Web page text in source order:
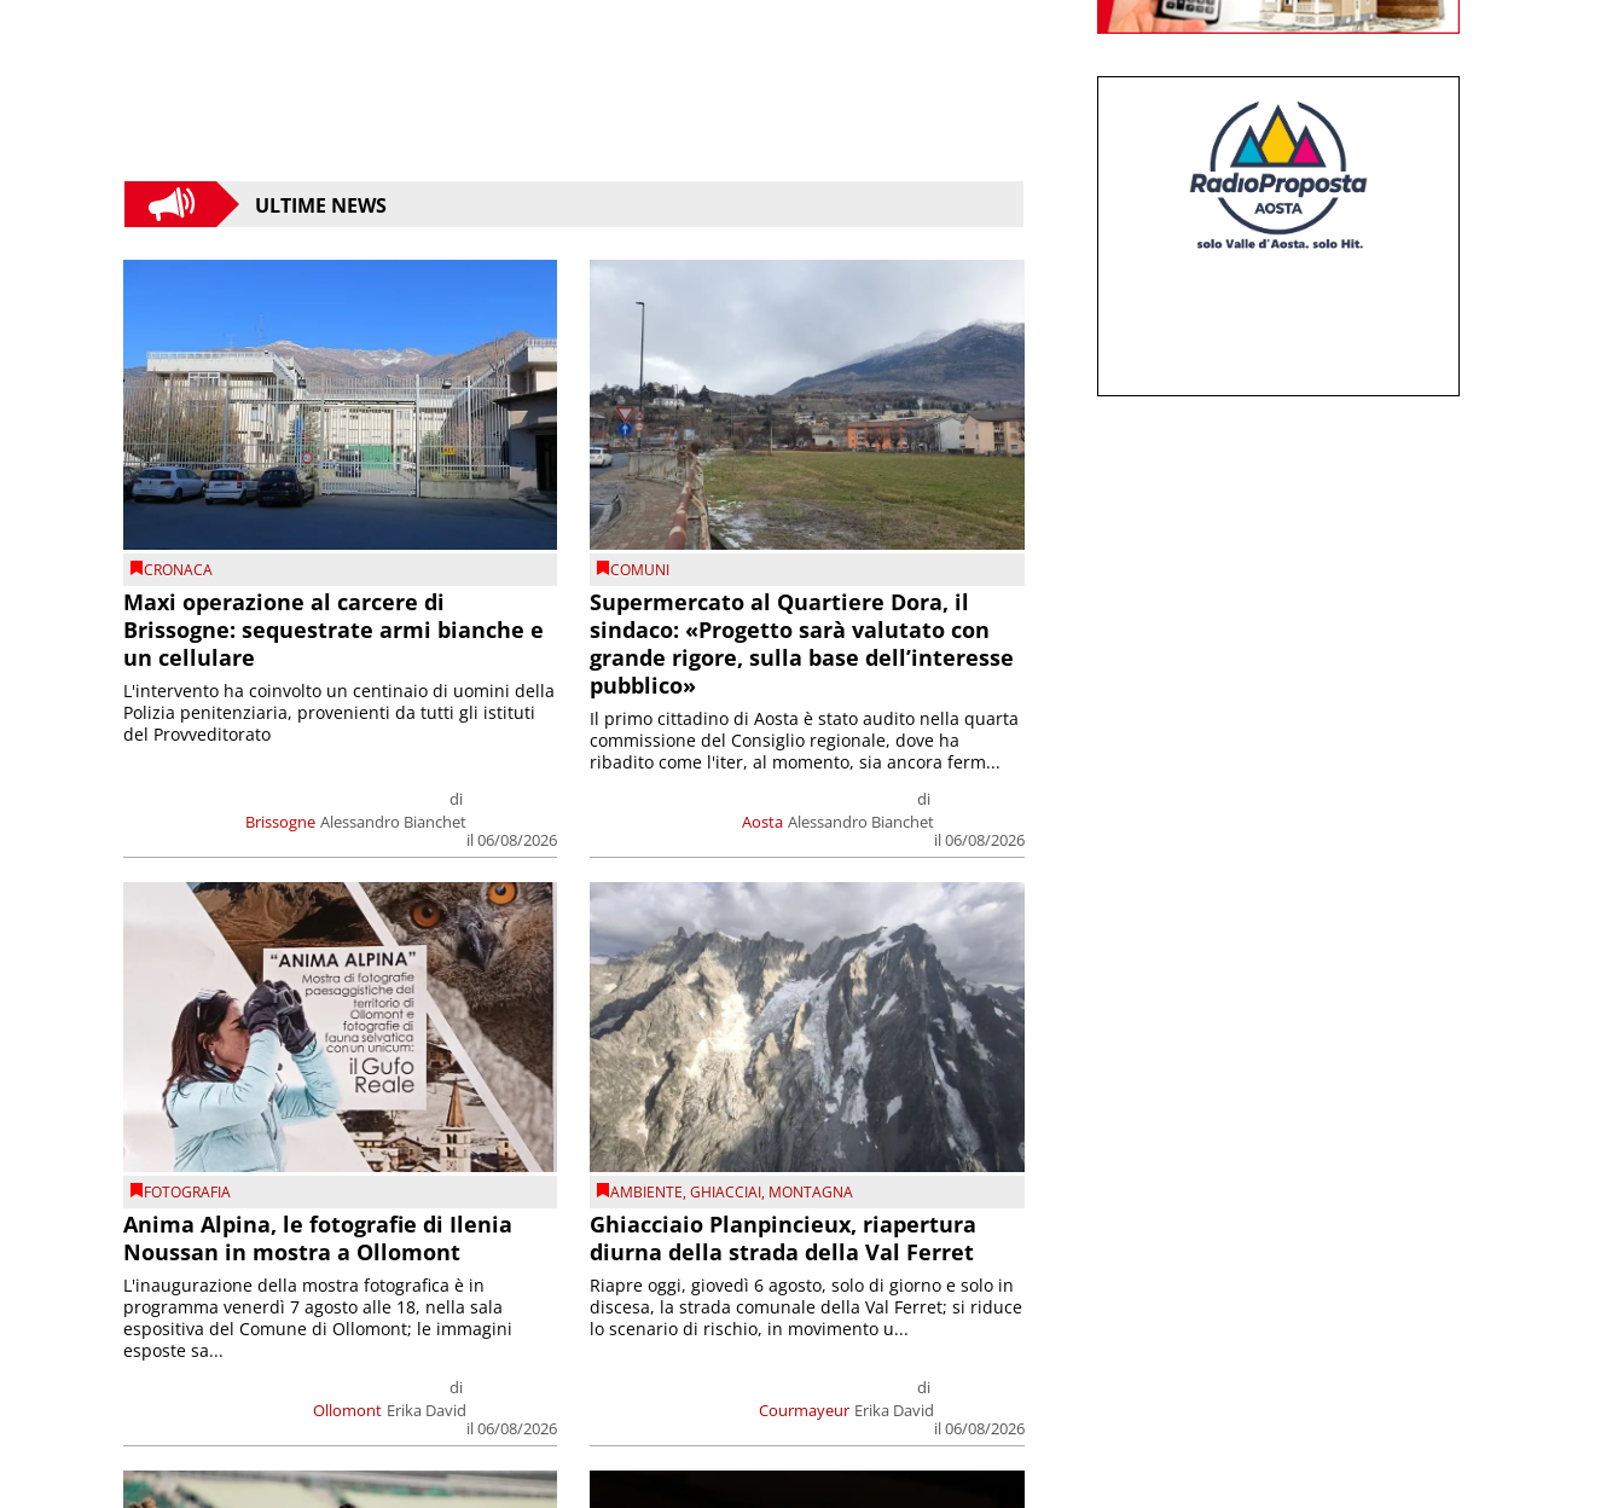
ULTIME NEWS
CRONACA
Maxi operazione al carcere di
Brissogne: sequestrate armi bianche e
un cellulare
Brissogne
di
Alessandro Bianchet
il 06/08/2026
L'intervento ha coinvolto un centinaio di uomini della
Polizia penitenziaria, provenienti da tutti gli istituti
del Provveditorato
COMUNI
Supermercato al Quartiere Dora, il
sindaco: «Progetto sarà valutato con
grande rigore, sulla base dell’interesse
pubblico»
Aosta
di
Alessandro Bianchet
il 06/08/2026
Il primo cittadino di Aosta è stato audito nella quarta
commissione del Consiglio regionale, dove ha
ribadito come l'iter, al momento, sia ancora ferm...
FOTOGRAFIA
Anima Alpina, le fotografie di Ilenia
Noussan in mostra a Ollomont
Ollomont
di
Erika David
il 06/08/2026
L'inaugurazione della mostra fotografica è in
programma venerdì 7 agosto alle 18, nella sala
espositiva del Comune di Ollomont; le immagini
esposte sa...
AMBIENTE,GHIACCIAI, MONTAGNA
Ghiacciaio Planpincieux, riapertura
diurna della strada della Val Ferret
Courmayeur
di
Erika David
il 06/08/2026
Riapre oggi, giovedì 6 agosto, solo di giorno e solo in
discesa, la strada comunale della Val Ferret; si riduce
lo scenario di rischio, in movimento u...